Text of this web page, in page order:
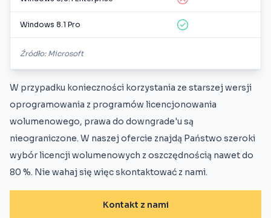
Windows 8.1 Pro
Źródło: Microsoft
W przypadku konieczności korzystania ze starszej wersji
oprogramowania z programów licencjonowania
wolumenowego, prawa do downgrade'u są
nieograniczone. W naszej ofercie znajdą Państwo szeroki
wybór licencji wolumenowych z oszczędnością nawet do
80 %. Nie wahaj się więc skontaktować z nami.
Kontakt z nami